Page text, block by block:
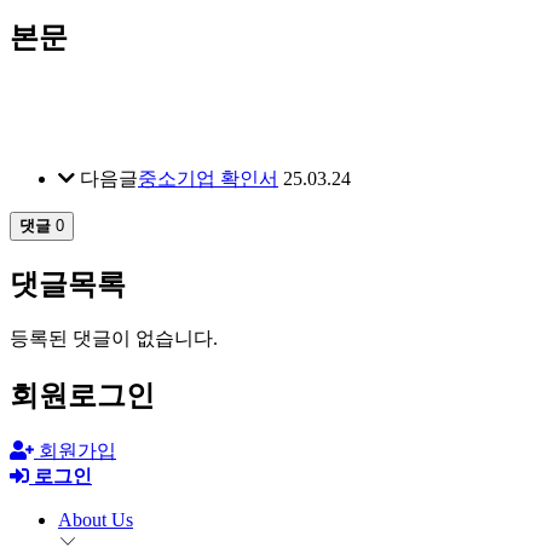
본문
다음글중소기업 확인서 25.03.24
댓글 0
댓글목록
등록된 댓글이 없습니다.
회원로그인
회원가입
로그인
About Us